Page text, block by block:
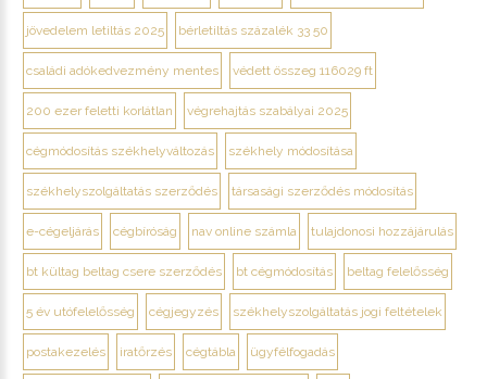
jövedelem letiltás 2025 bérletiltás százalék 33 50
családi adókedvezmény mentes védett összeg 116029 ft
200 ezer feletti korlátlan végrehajtás szabályai 2025
cégmódosítás székhelyváltozás székhely módosítása
székhelyszolgáltatás szerződés társasági szerződés módosítás
e-cégeljárás cégbíróság nav online számla tulajdonosi hozzájárulás
bt kültag beltag csere szerződés bt cégmódosítás beltag felelősség
5 év utófelelősség cégjegyzés székhelyszolgáltatás jogi feltételek
postakezelés iratőrzés cégtábla ügyfélfogadás